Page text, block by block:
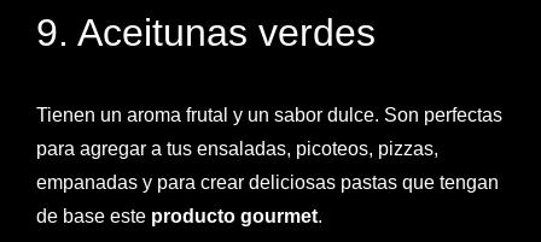
9. Aceitunas verdes
Tienen un aroma frutal y un sabor dulce. Son perfectas
para agregar a tus ensaladas, picoteos, pizzas,
empanadas y para crear deliciosas pastas que tengan
de base este producto gourmet.